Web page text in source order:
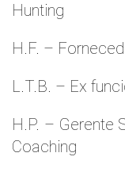
Hunting
H.F. –
L.T.B. – Ex
H.P. – Gerente
Coaching